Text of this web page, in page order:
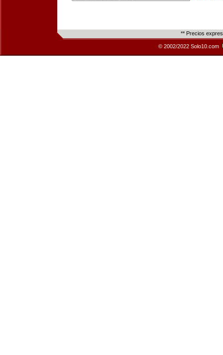
** Precios
© 2002/2022 Solo10.com